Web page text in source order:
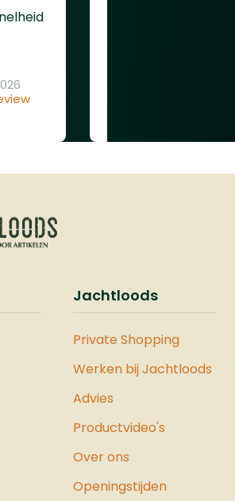
Jachtloods
Private Shopping
Werken bij Jachtloods
Advies
Productvideo's
Over ons
Openingstijden